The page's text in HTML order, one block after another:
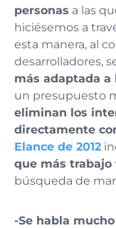
personas a las
hiciésemos a
esta manera, al
desarrolladores,
más adaptada a
un presupuesto
eliminan los
directamente
Elance de 2012
que más trabajo
búsqueda de
-Se habla